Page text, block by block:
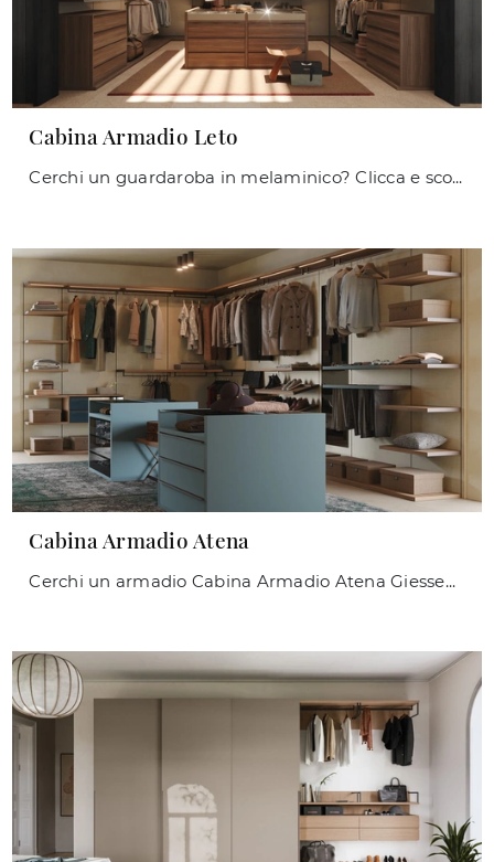
Cabina Armadio Leto
Cerchi un guardaroba in melaminico? Clicca e scopri armadi cabine armadio con ante scorrevoli di Giessegi.
Cabina Armadio Atena
Cerchi un armadio Cabina Armadio Atena Giessegi? Clicca subito! Gli armadi cabine armadio con ante battenti ti attendono.